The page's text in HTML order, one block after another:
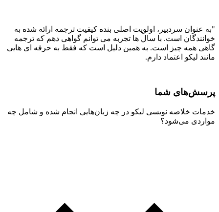
"به عنوان سردبیر، اولویت اصلی بنده کیفیت ترجمه ارائه شده به
خوانندگان است. با سال ها تجربه می توانم گواهی دهم که ترجمه
گاهی همه چیز است. به همین دلیل است که فقط به حرفه ای هایی
مانند لیکو اعتماد دارم.
پرسش‌های شما
خدمات خلاصه نویسی لیکو در چه زبان‌هایی انجام شده و شامل چه
مواردی می‌شود؟